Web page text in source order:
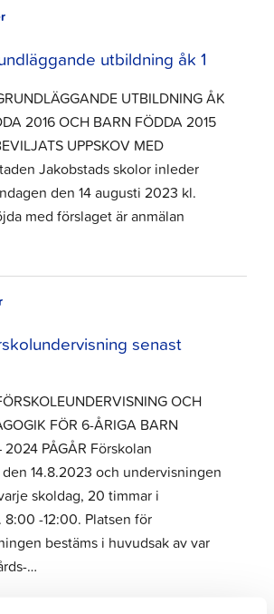
utbildning åk 1
UTBILDNING ÅK
2016 OCH BARN FÖDDA 2015
UPPSKOV MED
Jakobstads skolor inleder
den 14 augusti 2023 kl.
med förslaget är anmälan
senast
OCH
FÖR 6-ÅRIGA BARN
PÅGÅR Förskolan
14.8.2023 och undervisningen
skoldag, 20 timmar i
-12:00. Platsen för
bestäms i huvudsak av var
…